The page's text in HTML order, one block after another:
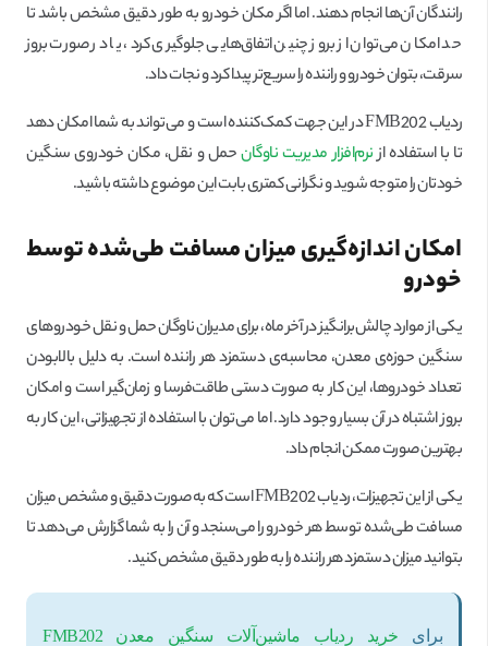
رانندگان آن‌ها انجام دهند. اما اگر مکان خودرو به طور دقیق مشخص باشد تا
حد امکان می‌توان از بروز چنین اتفاق‌هایی جلوگیری کرد، یا در صورت بروز
سرقت، بتوان خودرو و راننده را سریع‌تر پیدا کرد و نجات داد.
ردیاب FMB202 در این جهت کمک‌کننده است و می‌تواند به شما امکان دهد
تا با استفاده ازنرم‌افزار مدیریت ناوگانحمل و نقل، مکان خودروی سنگین
خودتان را متوجه شوید و نگرانی کمتری بابت این موضوع داشته باشید.
امکان اندازه‌گیری میزان مسافت طی‌شده توسط
خودرو
یکی از موارد چالش‌برانگیز در آخر ماه، برای مدیران ناوگان حمل و نقل خودروهای
سنگین حوزه‌ی معدن، محاسبه‌ی دستمزد هر راننده است. به دلیل بالا‌بودن
تعداد خودروها، این کار به صورت دستی طاقت‌فرسا و زمان‌گیر است و امکان
بروز اشتباه در آن بسیار وجود دارد. اما می‌توان با استفاده از تجهیزاتی، این کار به
بهترین صورت ممکن انجام داد.
یکی از این تجهیزات، ردیاب FMB202 است که به صورت دقیق و مشخص میزان
مسافت طی‌شده توسط هر خودرو را می‌سنجد و آن را به شما گزارش می‌دهد تا
بتوانید میزان دستمزد هر راننده را به طور دقیق مشخص کنید.
برای خرید ردیاب ماشین‌آلات سنگین معدن FMB202